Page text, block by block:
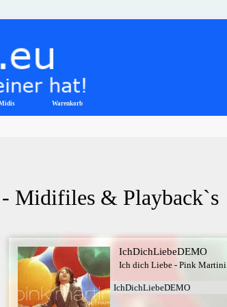
▼
Warenkorb
Midifiles & Playback`s
IchDichLiebeDEMO
Ich dich Liebe - Pink Martini
IchDichLiebeDEMO